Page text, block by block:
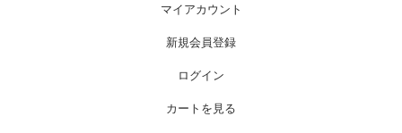
マイアカウント
新規会員登録
ログイン
カートを見る